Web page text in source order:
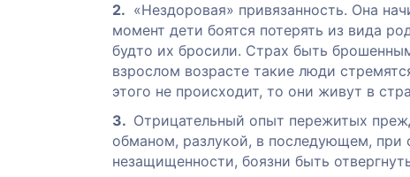
«Нездоровая» привязанность. Она
момент дети боятся потерять из вида
будто их бросили. Страх быть
взрослом возрасте такие люди
этого не происходит, то они живут в
Отрицательный опыт пережитых
обманом, разлукой, в последующем, при
незащищенности, боязни быть